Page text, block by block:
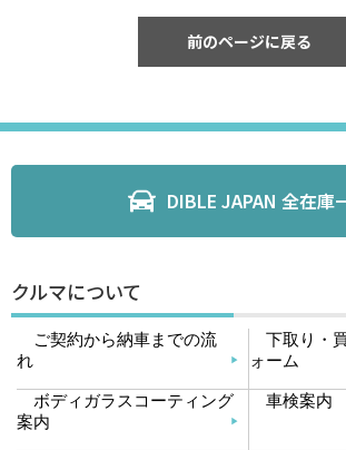
前のページに戻る
DIBLE JAPAN 全在庫
クルマについて
ご契約から納車までの流
れ
下取り・
ォーム
ボディガラスコーティング
案内
車検案内